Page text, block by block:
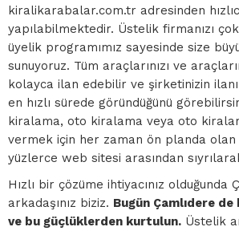
kiralikarabalar.com.tr adresinden
yapılabilmektedir. Üstelik firmanızı
üyelik programımız sayesinde size
sunuyoruz. Tüm araçlarınızı ve
kolayca ilan edebilir ve şirketinizin
en hızlı sürede göründüğünü
kiralama, oto kiralama veya oto
vermek için her zaman ön planda olan
yüzlerce web sitesi arasından
Hızlı bir çözüme ihtiyacınız olduğunda
arkadaşınız biziz. Bugün Çamlıdere
ve bu güçlüklerden kurtulun. Üstelik